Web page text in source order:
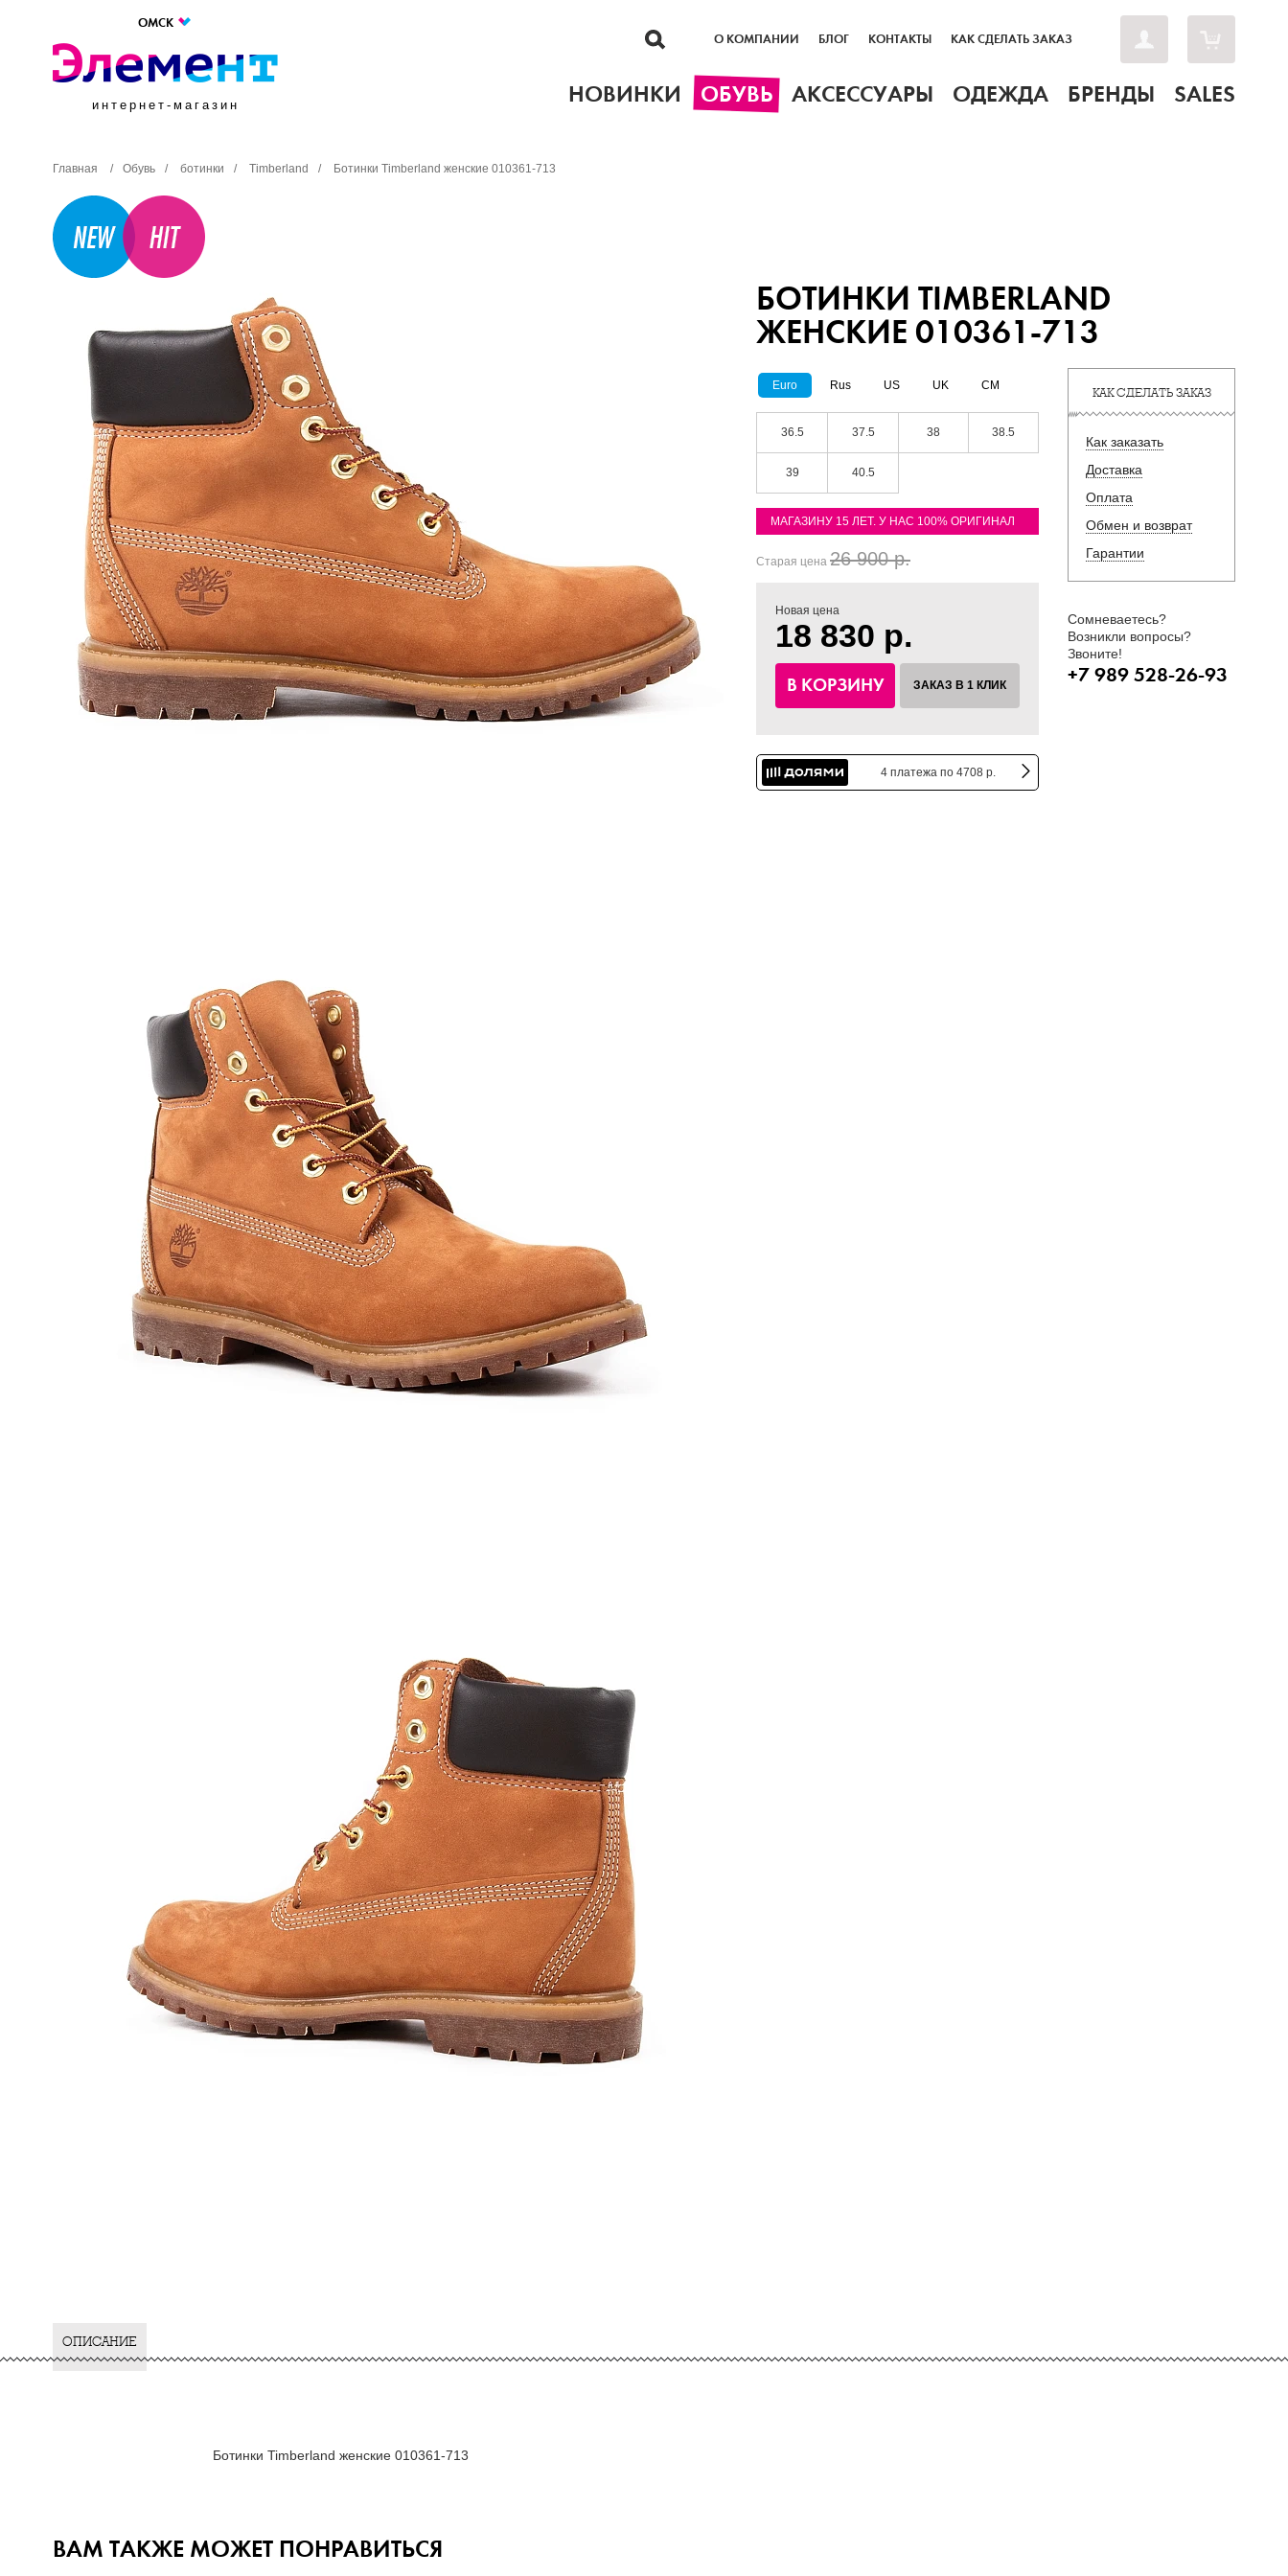
ОМСК
интернет-магазин
О КОМПАНИИ БЛОГ КОНТАКТЫ КАК СДЕЛАТЬ ЗАКАЗ
НОВИНКИ ОБУВЬ АКСЕССУАРЫ ОДЕЖДА БРЕНДЫ SALES
Главная / Обувь / ботинки / Timberland / Ботинки Timberland женские 010361-713
БОТИНКИ TIMBERLAND
ЖЕНСКИЕ 010361-713
Euro Rus US UK CM
36.5 37.5 38 38.5
39 40.5
МАГАЗИНУ 15 ЛЕТ. У НАС 100% ОРИГИНАЛ
Старая цена 26 900 р.
Новая цена
18 830 р.
В КОРЗИНУ ЗАКАЗ В 1 КЛИК
4 платежа по 4708 р.
КАК СДЕЛАТЬ ЗАКАЗ
Как заказать
Доставка
Оплата
Обмен и возврат
Гарантии
Сомневаетесь?
Возникли вопросы?
Звоните!
+7 989 528-26-93
ОПИСАНИЕ
Ботинки Timberland женские 010361-713
ВАМ ТАКЖЕ МОЖЕТ ПОНРАВИТЬСЯ